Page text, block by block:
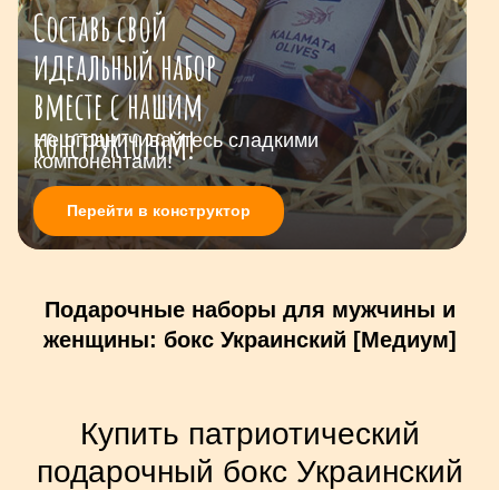
Перейти в конструктор
Составь свой
идеальный набор
вместе с нашим
конструктором!
Не ограничивайтесь сладкими
компонентами!
Подарочные наборы для мужчины и
женщины: бокс Украинский [Медиум]
Купить патриотический
подарочный бокс Украинский